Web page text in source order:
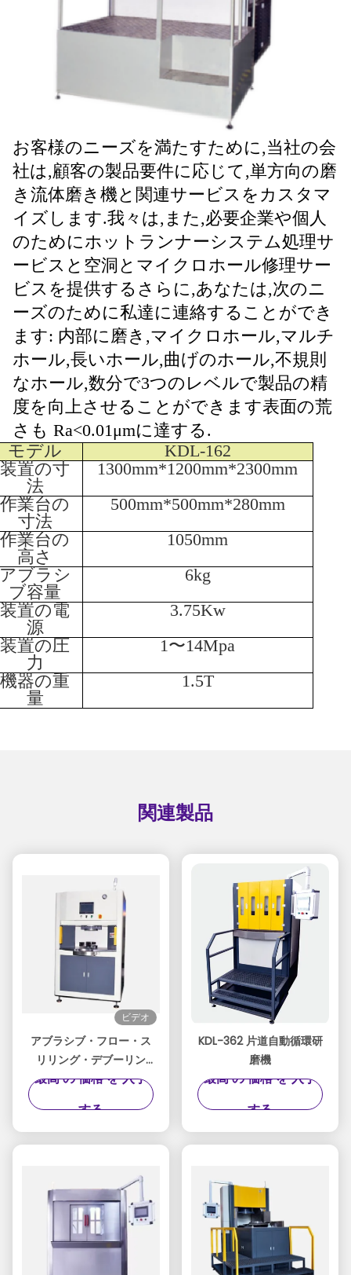
お客様のニーズを満たすために,当社の会
社は,顧客の製品要件に応じて,単方向の磨
き流体磨き機と関連サービスをカスタマ
イズします.我々は,また,必要企業や個人
のためにホットランナーシステム処理サ
ービスと空洞とマイクロホール修理サー
ビスを提供するさらに,あなたは,次のニ
ーズのために私達に連絡することができ
ます: 内部に磨き,マイクロホール,マルチ
ホール,長いホール,曲げのホール,不規則
なホール,数分で3つのレベルで製品の精
度を向上させることができます表面の荒
さも Ra<0.01μmに達する.
モデル
KDL-162
装置の寸
法
1300mm*1200mm*2300mm
作業台の
寸法
500mm*500mm*280mm
作業台の
高さ
1050mm
ブラシ
ブ容量
6kg
装置の電
源
3.75Kw
装置の圧
力
1〜14Mpa
機器の重
量
1.5T
関連製品
ビデオ
アブラシブ・フロー・ス
リリング・デブーリン
グ・フィニッシング・マ
最高 の 価格 を 入手
する
KDL-362 片道自動循環研
磨機
最高 の 価格 を 入手
する